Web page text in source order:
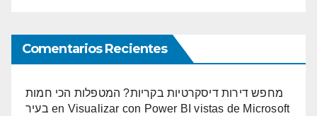
Comentarios Recientes
מחפש דירות דיסקרטיות בקריות? המטפלות הכי חמות
בעיר en Visualizar con Power BI vistas de Microsoft